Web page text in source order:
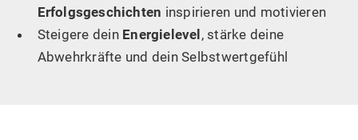
Erfolgsgeschichten inspirieren und motivieren
Steigere dein Energielevel, stärke deine
Abwehrkräfte und dein Selbstwertgefühl